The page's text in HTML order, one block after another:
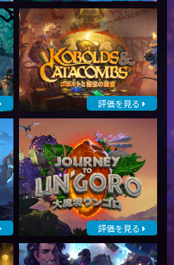
評価を見る
評価を見る